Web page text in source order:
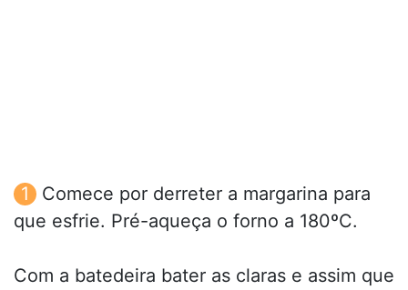
Comece por derreter a margarina para
que esfrie. Pré-aqueça o forno a 180ºC.
Com a batedeira bater as claras e assim que